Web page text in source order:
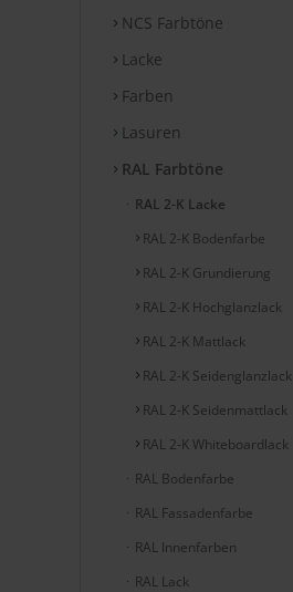
NCS Farbtöne
Lacke
Farben
Lasuren
RAL Farbtöne
RAL 2-K Lacke
RAL 2-K Bodenfarbe
RAL 2-K Grundierung
RAL 2-K Hochglanzlack
RAL 2-K Mattlack
RAL 2-K Seidenglanzlack
RAL 2-K Seidenmattlack
RAL 2-K Whiteboardlack
RAL Bodenfarbe
RAL Fassadenfarbe
RAL Innenfarben
RAL Lack